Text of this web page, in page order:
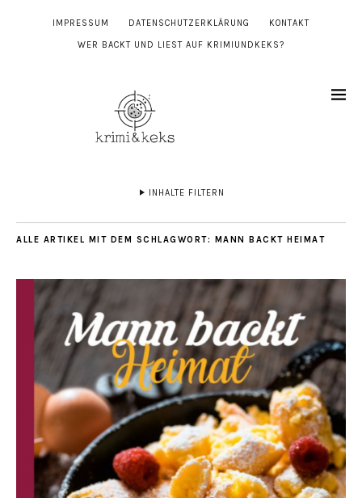
IMPRESSUM DATENSCHUTZERKLÄRUNG KONTAKT
WER BACKT UND LIEST AUF KRIMIUNDKEKS?
INHALTE FILTERN
ALLE ARTIKEL MIT DEM SCHLAGWORT: MANN BACKT HEIMAT